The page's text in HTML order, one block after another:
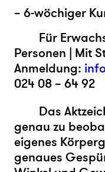
– 6-wöchiger
Für
Personen | Mit
Anmeldung:
024 08 – 64 92
Das
genau zu
eigenes
genaues